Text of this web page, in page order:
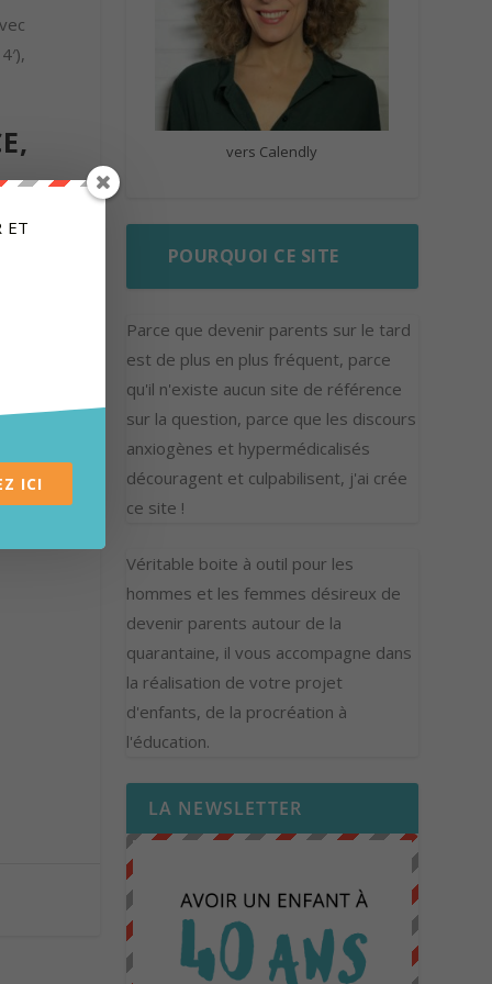
le
vers Calendly
POURQUOI CE SITE
Parce que devenir parents sur le tard
est de plus en plus fréquent, parce
qu'il n'existe aucun site de référence
sur la question, parce que les discours
anxiogènes et hypermédicalisés
découragent et culpabilisent, j'ai crée
ce site !
Véritable boite à outil pour les
hommes et les femmes désireux de
devenir parents autour de la
quarantaine, il vous accompagne dans
la réalisation de votre projet
d'enfants, de la procréation à
l'éducation.
LA NEWSLETTER
ET
ICI